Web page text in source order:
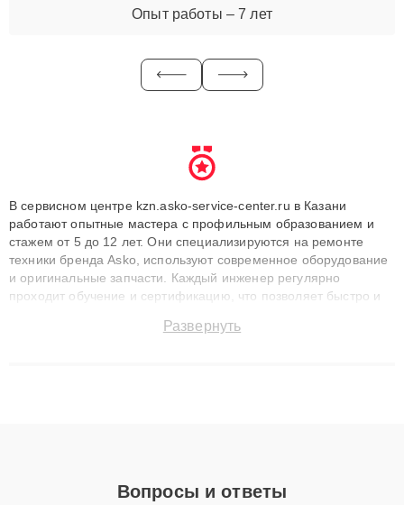
Опыт работы – 7 лет
В сервисном центре kzn.asko-service-center.ru в Казани
работают опытные мастера с профильным образованием и
стажем от 5 до 12 лет. Они специализируются на ремонте
техники бренда Asko, используют современное оборудование
и оригинальные запчасти. Каждый инженер регулярно
проходит обучение и сертификацию, что позволяет быстро и
сохранением гарантии до 3 лет. Наши мастера решают
Развернуть
Вопросы и ответы